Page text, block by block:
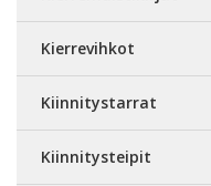
Kierrevihkot
Kiinnitystarrat
Kiinnitysteipit